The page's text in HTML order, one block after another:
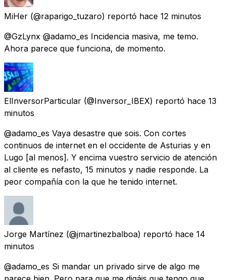
MiHer (@raparigo_tuzaro) reportó hace 12 minutos
@GzLynx @adamo_es Incidencia masiva, me temo.
Ahora parece que funciona, de momento.
ElInversorParticular (@Inversor_IBEX) reportó hace 13
minutos
@adamo_es Vaya desastre que sois. Con cortes
continuos de internet en el occidente de Asturias y en
Lugo [al menos]. Y encima vuestro servicio de atención
al cliente es nefasto, 15 minutos y nadie responde. La
peor compañía con la que he tenido internet.
Jorge Martínez (@jmartinezbalboa) reportó hace 14
minutos
@adamo_es Si mandar un privado sirve de algo me